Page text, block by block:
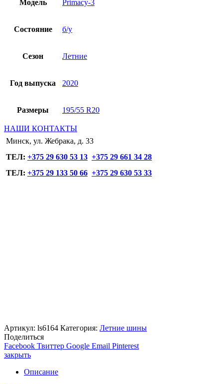
Модель Primaсy-3
Состояние б/у
Сезон Летние
Год выпуска 2020
Размеры 195/55 R20
НАШИ КОНТАКТЫ
Минск, ул. Жебрака, д. 33
ТЕЛ: +375 29 630 53 13 +375 29 661 34 28
ТЕЛ: +375 29 133 50 66 +375 29 630 53 33
Артикул: ls6164 Категория: Летние шины
Поделиться
Facebook Твиттер Google Email Pinterest
закрыть
Описание